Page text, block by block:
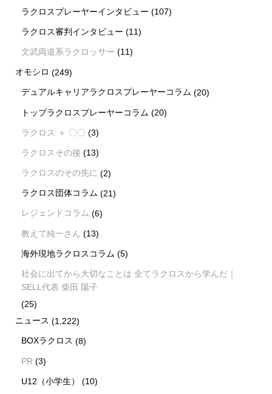
ラクロスプレーヤーインタビュー (107)
ラクロス審判インタビュー (11)
文武両道系ラクロッサー (11)
オモシロ (249)
デュアルキャリアラクロスプレーヤーコラム (20)
トップラクロスプレーヤーコラム (20)
ラクロス ＋ 〇〇 (3)
ラクロスその後 (13)
ラクロスのその先に (2)
ラクロス団体コラム (21)
レジェンドコラム (6)
教えて純一さん (13)
海外現地ラクロスコラム (5)
社会に出てから大切なことは 全てラクロスから学んだ｜
SELL代表 柴田 陽子
(25)
ニュース (1,222)
BOXラクロス (8)
PR (3)
U12（小学生） (10)